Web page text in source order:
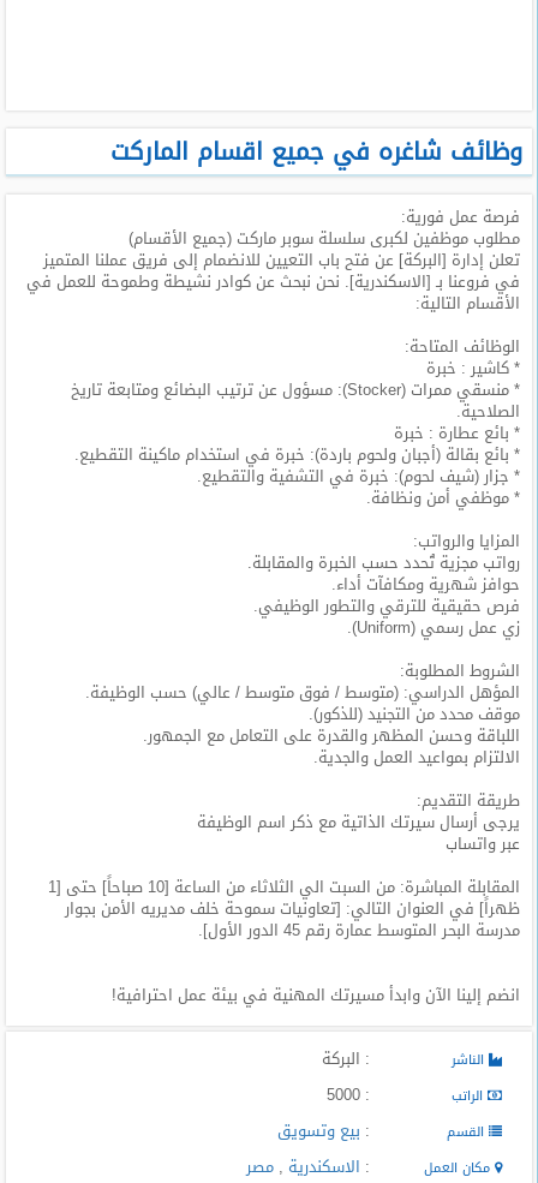
تصفح
الوظائف
وظائف
اليوم
وظائف
السعودية
اليوم
وظائف
مصر
اليوم
وظائف
حكومية
المدونة
وظائف شاغره في جميع اقسام الماركت
فرصة عمل فورية:
مطلوب موظفين لكبرى سلسلة سوبر ماركت (جميع الأقسام)
تعلن إدارة [البركة] عن فتح باب التعيين للانضمام إلى فريق عملنا المتميز
في فروعنا بـ [الاسكندرية]. نحن نبحث عن كوادر نشيطة وطموحة للعمل في
الأقسام التالية:
الوظائف المتاحة:
* كاشير : خبرة
* منسقي ممرات (Stocker): مسؤول عن ترتيب البضائع ومتابعة تاريخ
الصلاحية.
* بائع عطارة : خبرة
* بائع بقالة (أجبان ولحوم باردة): خبرة في استخدام ماكينة التقطيع.
* جزار (شيف لحوم): خبرة في التشفية والتقطيع.
* موظفي أمن ونظافة.
المزايا والرواتب:
رواتب مجزية تُحدد حسب الخبرة والمقابلة.
حوافز شهرية ومكافآت أداء.
فرص حقيقية للترقي والتطور الوظيفي.
زي عمل رسمي (Uniform).
الشروط المطلوبة:
المؤهل الدراسي: (متوسط / فوق متوسط / عالي) حسب الوظيفة.
موقف محدد من التجنيد (للذكور).
اللباقة وحسن المظهر والقدرة على التعامل مع الجمهور.
الالتزام بمواعيد العمل والجدية.
طريقة التقديم:
يرجى أرسال سيرتك الذاتية مع ذكر اسم الوظيفة
عبر واتساب
المقابلة المباشرة: من السبت الي الثلاثاء من الساعة [10 صباحاً] حتى [1
ظهراً] في العنوان التالي: [تعاونيات سموحة خلف مديريه الأمن بجوار
مدرسة البحر المتوسط عمارة رقم 45 الدور الأول].
انضم إلينا الآن وابدأ مسيرتك المهنية في بيئة عمل احترافية!
الناشر : البركة
الراتب : 5000
القسم : بيع وتسويق
مكان العمل : الاسكندرية , مصر